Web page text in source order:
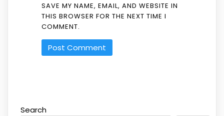
SAVE MY NAME, EMAIL, AND WEBSITE IN
THIS BROWSER FOR THE NEXT TIME I
COMMENT.
Search